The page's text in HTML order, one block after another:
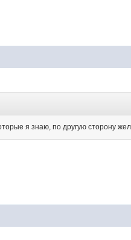
я знаю, по другую сторону